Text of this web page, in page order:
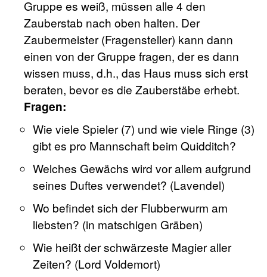
Gruppe es weiß, müssen alle 4 den
Zauberstab nach oben halten. Der
Zaubermeister (Fragensteller) kann dann
einen von der Gruppe fragen, der es dann
wissen muss, d.h., das Haus muss sich erst
beraten, bevor es die Zauberstäbe erhebt.
Fragen:
Wie viele Spieler (7) und wie viele Ringe (3)
gibt es pro Mannschaft beim Quidditch?
Welches Gewächs wird vor allem aufgrund
seines Duftes verwendet? (Lavendel)
Wo befindet sich der Flubberwurm am
liebsten? (in matschigen Gräben)
Wie heißt der schwärzeste Magier aller
Zeiten? (Lord Voldemort)